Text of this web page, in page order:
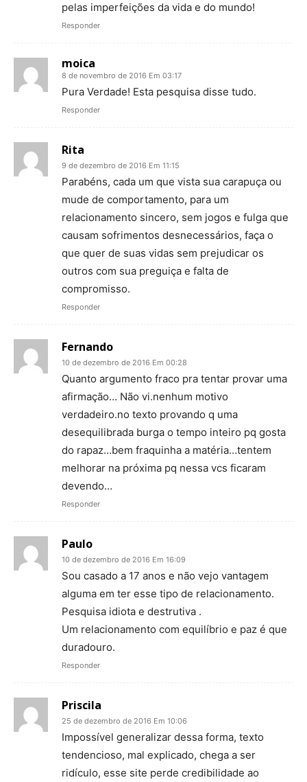
pelas imperfeições da vida e do mundo!
Responder
moica
8 de novembro de 2016 Em 03:17
Pura Verdade! Esta pesquisa disse tudo.
Responder
Rita
9 de dezembro de 2016 Em 11:15
Parabéns, cada um que vista sua carapuça ou
mude de comportamento, para um
relacionamento sincero, sem jogos e fulga que
causam sofrimentos desnecessários, faça o
que quer de suas vidas sem prejudicar os
outros com sua preguiça e falta de
compromisso.
Responder
Fernando
10 de dezembro de 2016 Em 00:28
Quanto argumento fraco pra tentar provar uma
afirmação… Não vi.nenhum motivo
verdadeiro.no texto provando q uma
desequilibrada burga o tempo inteiro pq gosta
do rapaz…bem fraquinha a matéria…tentem
melhorar na próxima pq nessa vcs ficaram
devendo…
Responder
Paulo
10 de dezembro de 2016 Em 16:09
Sou casado a 17 anos e não vejo vantagem
alguma em ter esse tipo de relacionamento.
Pesquisa idiota e destrutiva .
Um relacionamento com equilíbrio e paz é que
duradouro.
Responder
Priscila
25 de dezembro de 2016 Em 10:06
Impossível generalizar dessa forma, texto
tendencioso, mal explicado, chega a ser
ridículo, esse site perde credibilidade ao